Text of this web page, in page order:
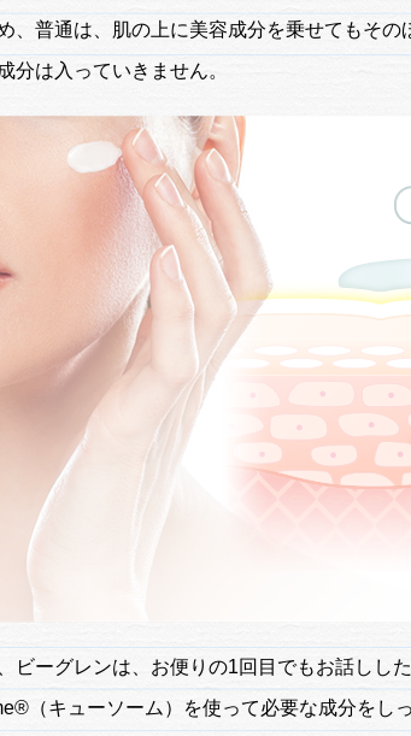
、普通は、肌の上に美容成分を乗せてもそ
分は入っていきません。
ビーグレンは、お便りの1回目でもお話しし
（キューソーム）を使って必要な成分をし